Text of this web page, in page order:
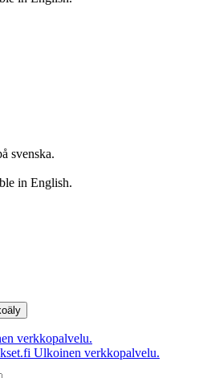
svenska.
in English.
verkkopalvelu.
Ulkoinen verkkopalvelu.